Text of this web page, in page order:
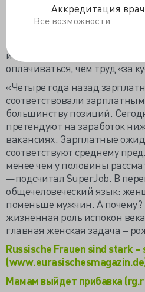
Аккредитация
Все возможности
готовы работать где угодно
семья не голодала. Мужчины
и не работают. Работа с
оплачиваться, чем труд «за
«Четыре года назад
соответствовали
большинству позиций.
претендуют на заработок
вакансиях. Зарплатные
соответствуют среднему
менее чем у половины
—подсчитал SuperJob. В
общечеловеческий язык:
поменьше мужчин. А почему?
жизненная роль испокон
главная женская задача –
Russische Frauen sind stark –
Мамам выйдет прибавка